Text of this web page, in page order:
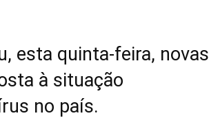
esta quinta-feira, novas
à situação
no país.